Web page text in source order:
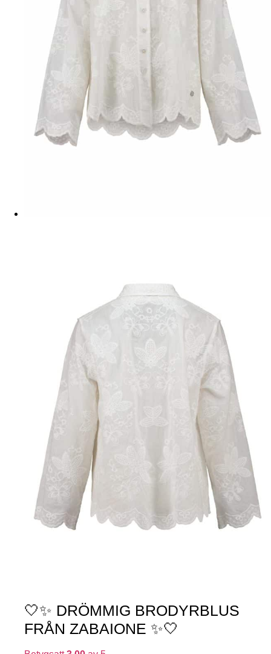
🤍✨ DRÖMMIG BRODYRBLUS
FRÅN ZABAIONE ✨🤍